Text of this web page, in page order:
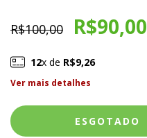
R$100,00 R$90,00
12x de R$9,26
Ver mais detalhes